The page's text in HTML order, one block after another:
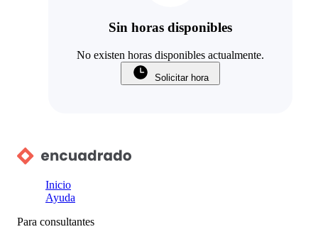
Sin horas disponibles
No existen horas disponibles actualmente.
Solicitar hora
Inicio
Ayuda
Para consultantes